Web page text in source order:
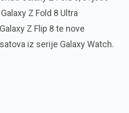
Z Fold 8 Ultra
Z Flip 8 te nove
iz serije Galaxy Watch.